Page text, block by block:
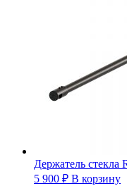
Держатель
5 900 ₽ В корзину